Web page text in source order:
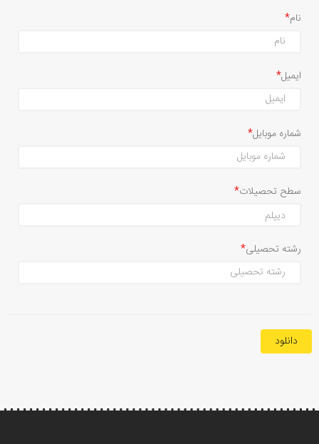
نام
ایمیل
شماره موبایل
سطح تحصیلات
رشته تحصیلی
دانلود